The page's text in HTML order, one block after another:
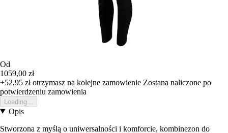
Od
1059,00 zł
+52,95 złotrzymasz na kolejne zamowienie Zostana naliczone po
potwierdzeniu zamowienia
Loading...
Opis
Stworzona z myślą o uniwersalności i komforcie, kombinezon do